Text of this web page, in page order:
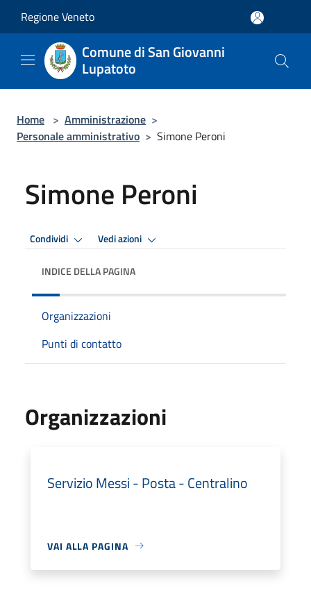
Regione Veneto
Comune di San Giovanni
Lupatoto
Home > Amministrazione >
Personale amministrativo > Simone Peroni
Simone Peroni
Condividi Vedi azioni
INDICE DELLA PAGINA
Organizzazioni
Punti di contatto
Organizzazioni
Servizio Messi - Posta - Centralino
VAI ALLA PAGINA